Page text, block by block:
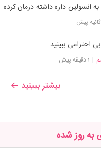
انسولین داره داشته درمان کرده
احترامی ببینید
| 1 دقیقه پیش
بیشتر ببینید
به روز شده